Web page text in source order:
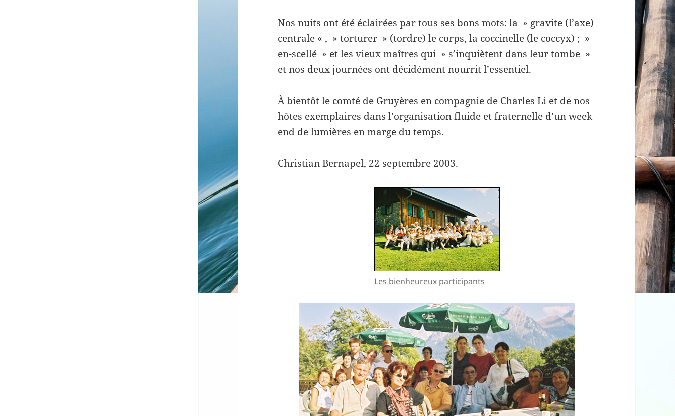
Nos nuits ont été éclairées par tous ses bons mots: la » gravite (l’axe)
centrale « , » torturer » (tordre) le corps, la coccinelle (le coccyx) ; »
en-scellé » et les vieux maîtres qui » s’inquiètent dans leur tombe »
et nos deux journées ont décidément nourrit l’essentiel.
À bientôt le comté de Gruyères en compagnie de Charles Li et de nos
hôtes exemplaires dans l’organisation fluide et fraternelle d’un week
end de lumières en marge du temps.
Christian Bernapel, 22 septembre 2003.
Les bienheureux participants